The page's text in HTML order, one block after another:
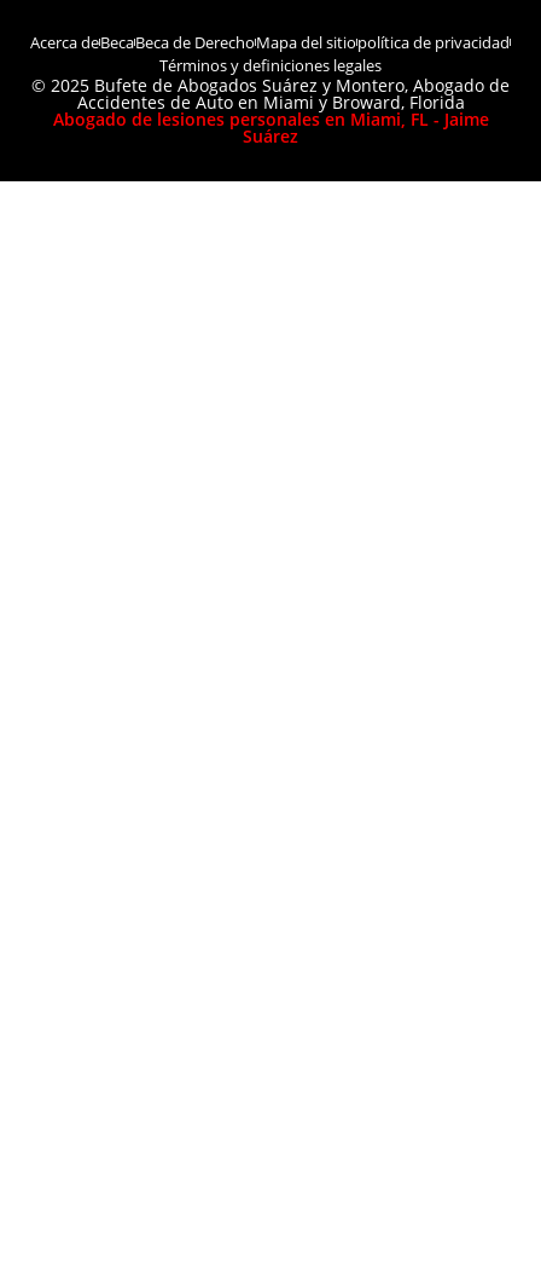
Acerca deBecaBeca de DerechoMapa del sitiopolítica de privacidad
Términos y definiciones legales
© 2025 Bufete de Abogados Suárez y Montero, Abogado de
Accidentes de Auto en Miami y Broward, Florida
Abogado de lesiones personales en Miami, FL - Jaime
Suárez